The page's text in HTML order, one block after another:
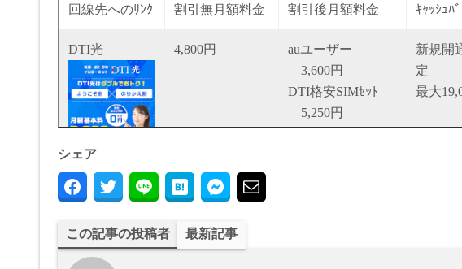
回線先へのﾘﾝｸ 割引無月額料金 割引後月額料金 ｷｬｯｼｭﾊ
DTI光 4,800円
auユーザー
3,600円
DTI格安SIMｾｯﾄ
5,250円
新規開
定
最大
シェア
この記事の投稿者 最新記事